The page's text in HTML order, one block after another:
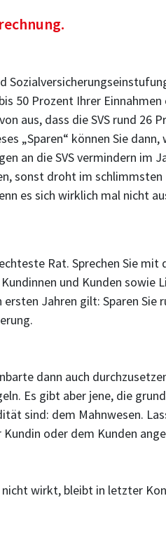
50 Prozent Ihrer
aus, dass die SVS rund 26
„Sparen“ können Sie
an die SVS vermindern im
sonst droht im
es sich wirklich mal nicht
Rat. Sprechen Sie
und Kunden
Jahren gilt: Sparen Sie
dann auch
Es gibt aber jene, die
sind: dem Mahnwesen.
oder dem Kunden
wirkt, bleibt in letzter